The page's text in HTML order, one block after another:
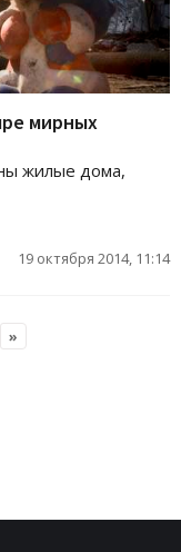
мирных
жилые дома,
19 октября 2014, 11:14
»